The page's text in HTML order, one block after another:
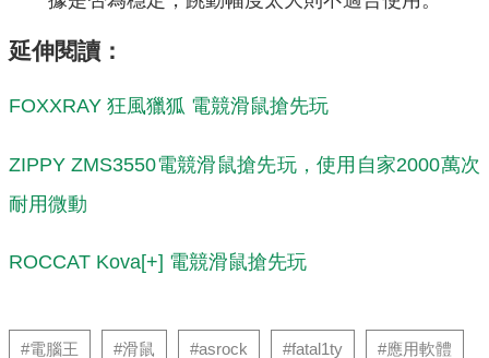
延伸閱讀：
FOXXRAY 狂風獵狐 電競滑鼠搶先玩
ZIPPY ZMS3550電競滑鼠搶先玩，使用自家2000萬次
耐用微動
ROCCAT Kova[+] 電競滑鼠搶先玩
#電腦王 #滑鼠 #asrock #fatal1ty #應用軟體